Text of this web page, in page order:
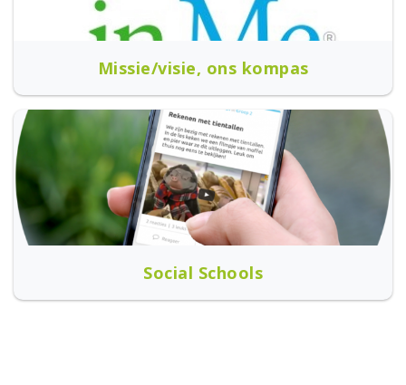
Missie/visie, ons kompas
Social Schools